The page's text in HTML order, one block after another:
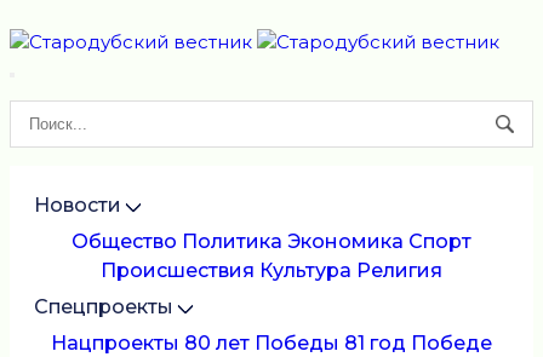
Новости
Общество Политика Экономика Спорт
Происшествия Культура Религия
Спецпроекты
Нацпроекты 80 лет Победы 81 год Победе